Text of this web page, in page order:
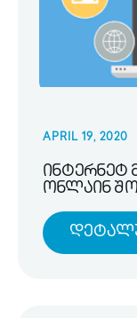
APRIL 19, 2020
ინტერნეტ
ონლაინ